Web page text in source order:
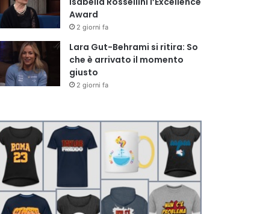
Award
2 giorni fa
Lara Gut-Behrami si ritira: So
che è arrivato il momento
giusto
2 giorni fa